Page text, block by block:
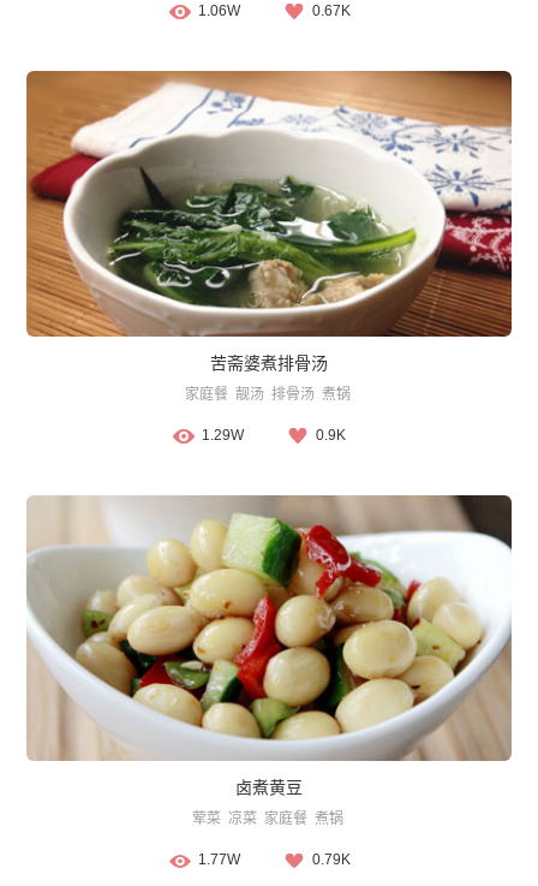
1.06W 0.67K
苦斋婆煮排骨汤
家庭餐 靓汤 排骨汤 煮锅
1.29W 0.9K
卤煮黄豆
荤菜 凉菜 家庭餐 煮锅
1.77W 0.79K